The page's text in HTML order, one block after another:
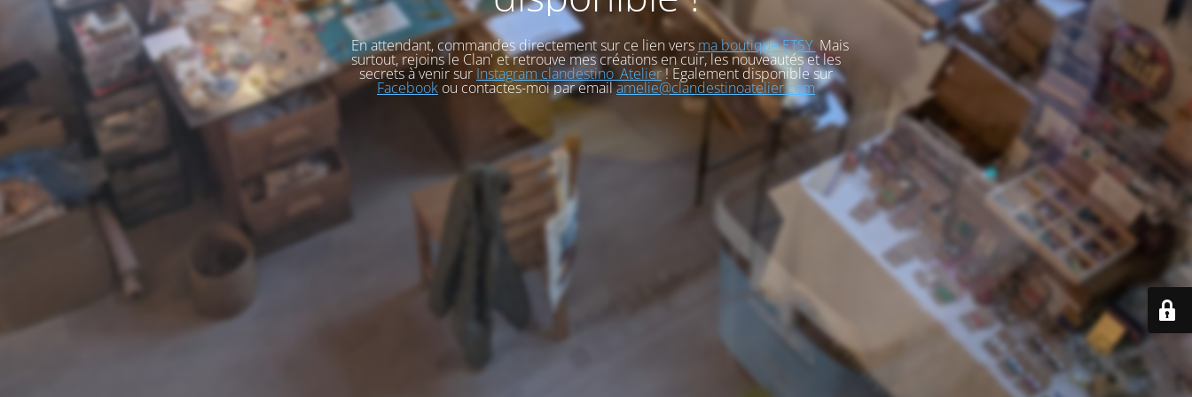
En attendant, commandes directement sur ce lien vers ma boutique ETSY Mais
surtout, rejoins le Clan' et retrouve mes créations en cuir, les nouveautés et les
secrets à venir sur Instagram clandestino_Atelier! Egalement disponible sur
Facebook ou contactes-moi par emailamelie@clandestinoatelier.com